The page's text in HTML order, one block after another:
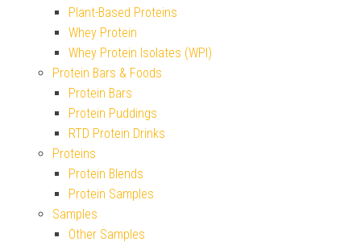
Plant-Based Proteins
Whey Protein
Whey Protein Isolates (WPI)
Protein Bars & Foods
Protein Bars
Protein Puddings
RTD Protein Drinks
Proteins
Protein Blends
Protein Samples
Samples
Other Samples